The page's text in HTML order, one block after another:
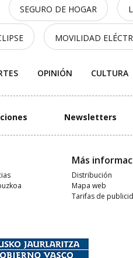
SEGURO DE HOGAR
MOVILIDAD
OPINIÓN CULTURA
Newsletters
Más
Distribución
Mapa web
Tarifas de